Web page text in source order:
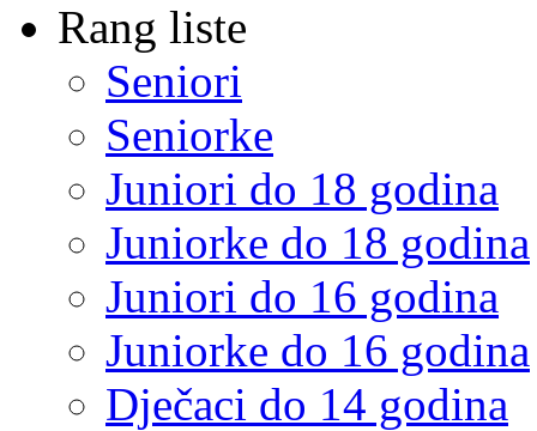
Rang liste
Seniori
Seniorke
Juniori do 18 godina
Juniorke do 18 godina
Juniori do 16 godina
Juniorke do 16 godina
Dječaci do 14 godina